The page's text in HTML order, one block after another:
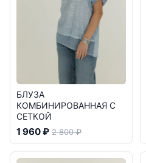
БЛУЗА
КОМБИНИРОВАННАЯ С
СЕТКОЙ
1 960 ₽ 2 800 ₽